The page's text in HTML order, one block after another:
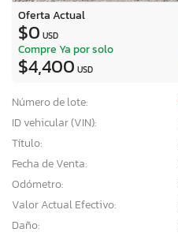
Oferta Actual
$0 USD
Compre Ya por solo
$4,400 USD
Número de lote:
ID vehicular (VIN):
Título:
Fecha de Venta:
Odómetro:
Valor Actual Efectivo:
Daño: